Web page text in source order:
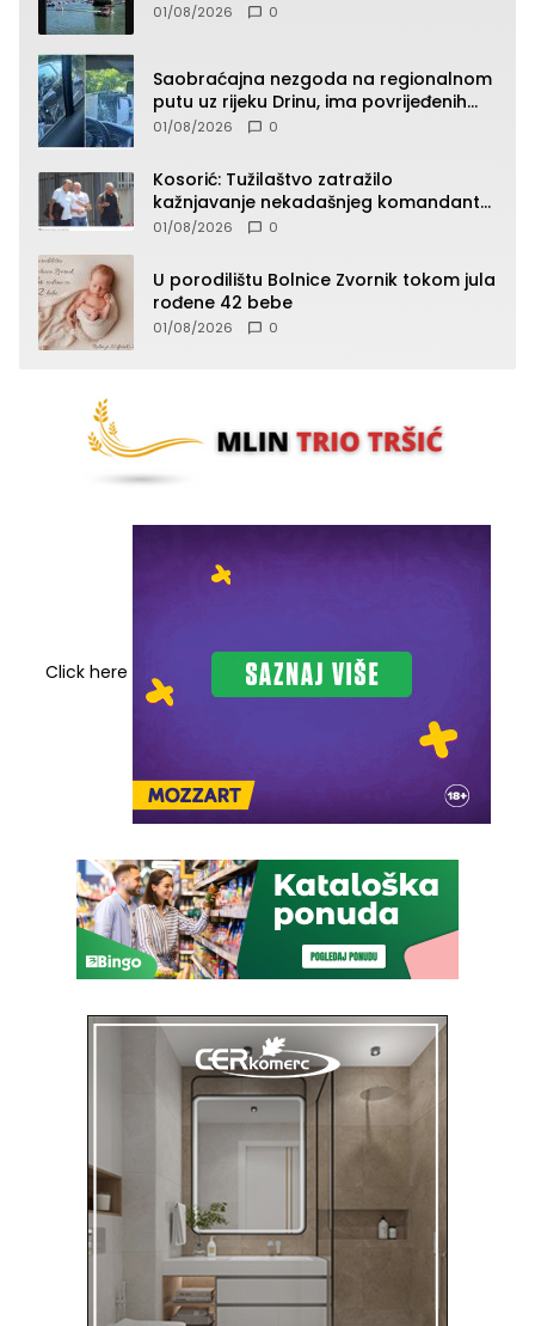
01/08/2026 0
Saobraćajna nezgoda na regionalnom
putu uz rijeku Drinu, ima povrijeđenih
lica (FOTO)
01/08/2026 0
Kosorić: Tužilaštvo zatražilo
kažnjavanje nekadašnjeg komandanta
Vlaseničke brigade
01/08/2026 0
U porodilištu Bolnice Zvornik tokom jula
rođene 42 bebe
01/08/2026 0
Click here